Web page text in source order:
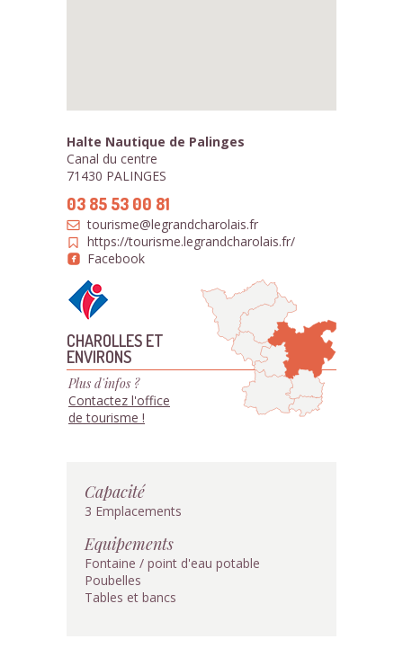
Halte Nautique de Palinges
Canal du centre
71430 PALINGES
03 85 53 00 81
tourisme@legrandcharolais.fr
https://tourisme.legrandcharolais.fr/
Facebook
CHAROLLES ET
ENVIRONS
Plus d'infos ?
Contactez l'office
de tourisme !
Capacité
3 Emplacements
Equipements
Fontaine / point d'eau potable
Poubelles
Tables et bancs